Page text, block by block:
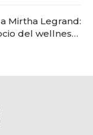
Mirtha Legrand:
del wellness